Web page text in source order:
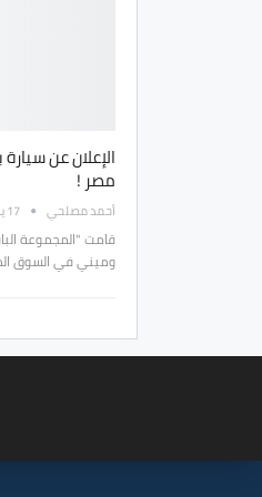
مصر !
أحمد مصلحي 17 يونيو 2020
قامت "المجموعة
وميني في السوق